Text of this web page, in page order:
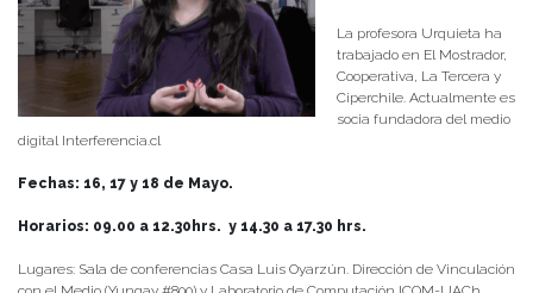
La profesora Urquieta ha
trabajado en El Mostrador,
Cooperativa, La Tercera y
Ciperchile. Actualmente es
socia fundadora del medio
digital Interferencia.cl
Fechas: 16, 17 y 18 de Mayo.
Horarios: 09.00 a 12.30hrs. y 14.30 a 17.30 hrs.
Lugares: Sala de conferencias Casa Luis Oyarzún. Dirección de Vinculación